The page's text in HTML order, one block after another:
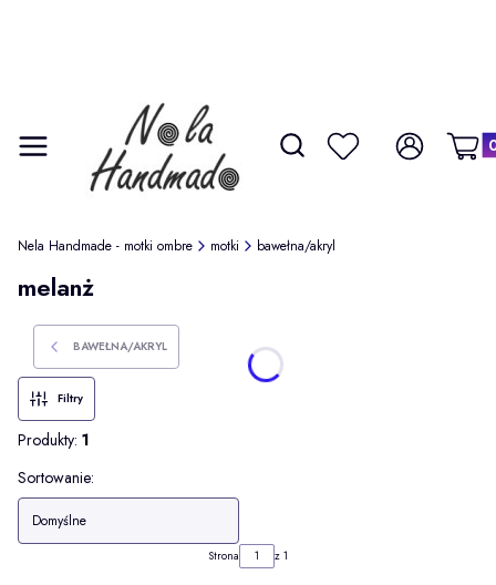
Menu Otwórz wyszukiwarkę
Szukaj Ulubione Zaloguj się
Nela Handmade - motki ombre motki bawełna/akryl
melanż
BAWEŁNA/AKRYL
Filtry
Produkty: 1
Lista produktów
Sortowanie:
Domyślne
Strona z 1